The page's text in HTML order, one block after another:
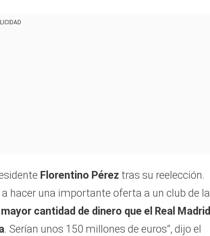
Florentino Pérez tras su reelección.
hacer una importante oferta a un club de la
mayor cantidad de dinero que el Real Madrid
. Serían unos 150 millones de euros”, dijo el